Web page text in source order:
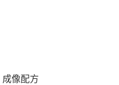
成像配方